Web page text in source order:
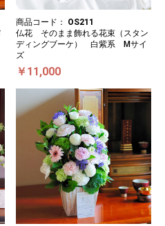
商品コード： OS211
仏花 そのまま飾れる花束（スタン
ディングブーケ） 白紫系 Mサイ
ズ
￥11,000